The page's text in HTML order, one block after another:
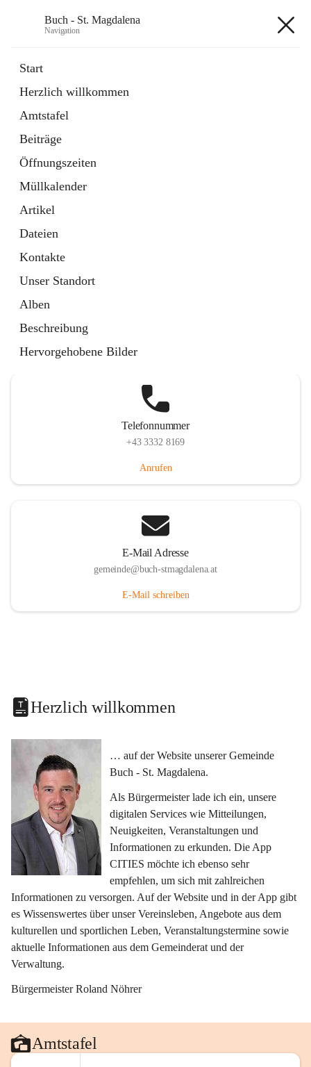
Buch - St. Magdalena
Navigation
Start
Herzlich willkommen
Amtstafel
Beiträge
Öffnungszeiten
Müllkalender
Artikel
Dateien
Kontakte
Unser Standort
Alben
Beschreibung
Hervorgehobene Bilder
11 Schnellzugriffe
Bürgerservice
10 Schnellzugriffe
Telefonnummer
+43 3332 8169
Anrufen
E-Mail Adresse
gemeinde@buch-stmagdalena.at
E-Mail schreiben
Herzlich willkommen
… auf der Website unserer Gemeinde
Buch - St. Magdalena.
Als Bürgermeister lade ich ein, unsere
digitalen Services wie Mitteilungen,
Neuigkeiten, Veranstaltungen und
Informationen zu erkunden. Die App
CITIES möchte ich ebenso sehr
empfehlen, um sich mit zahlreichen
Informationen zu versorgen. Auf der Website und in der App gibt
es Wissenswertes über unser Vereinsleben, Angebote aus dem
kulturellen und sportlichen Leben, Veranstaltungstermine sowie
aktuelle Informationen aus dem Gemeinderat und der
Verwaltung.
Bürgermeister Roland Nöhrer
Amtstafel